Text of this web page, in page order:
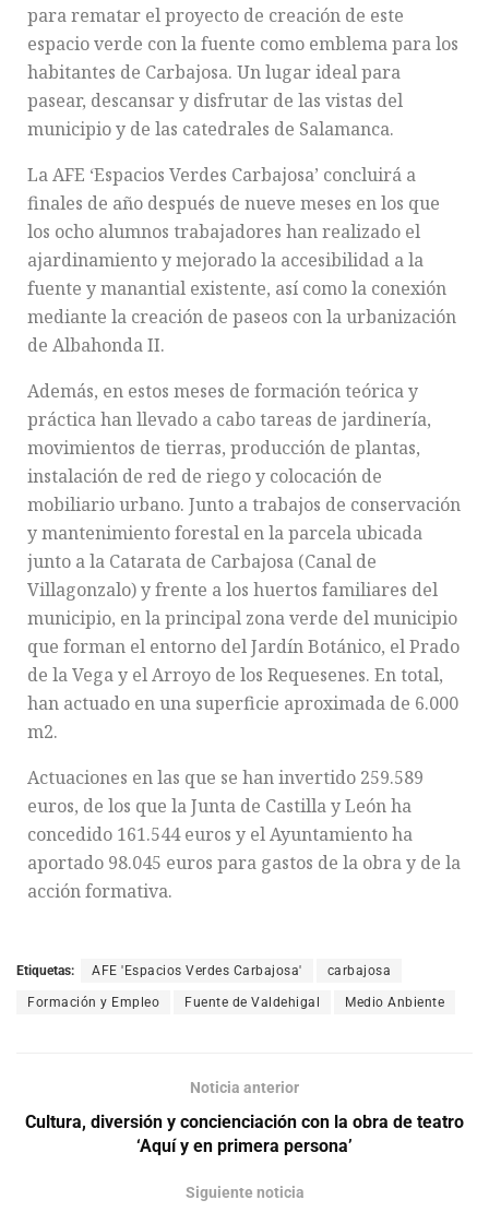
para rematar el proyecto de creación de este
espacio verde con la fuente como emblema para los
habitantes de Carbajosa. Un lugar ideal para
pasear, descansar y disfrutar de las vistas del
municipio y de las catedrales de Salamanca.
La AFE ‘Espacios Verdes Carbajosa’ concluirá a
finales de año después de nueve meses en los que
los ocho alumnos trabajadores han realizado el
ajardinamiento y mejorado la accesibilidad a la
fuente y manantial existente, así como la conexión
mediante la creación de paseos con la urbanización
de Albahonda II.
Además, en estos meses de formación teórica y
práctica han llevado a cabo tareas de jardinería,
movimientos de tierras, producción de plantas,
instalación de red de riego y colocación de
mobiliario urbano. Junto a trabajos de conservación
y mantenimiento forestal en la parcela ubicada
junto a la Catarata de Carbajosa (Canal de
Villagonzalo) y frente a los huertos familiares del
municipio, en la principal zona verde del municipio
que forman el entorno del Jardín Botánico, el Prado
de la Vega y el Arroyo de los Requesenes. En total,
han actuado en una superficie aproximada de 6.000
m2.
Actuaciones en las que se han invertido 259.589
euros, de los que la Junta de Castilla y León ha
concedido 161.544 euros y el Ayuntamiento ha
aportado 98.045 euros para gastos de la obra y de la
acción formativa.
Etiquetas: AFE 'Espacios Verdes Carbajosa' carbajosa
Formación y Empleo Fuente de Valdehigal Medio Anbiente
Noticia anterior
Cultura, diversión y concienciación con la obra de teatro
‘Aquí y en primera persona’
Siguiente noticia